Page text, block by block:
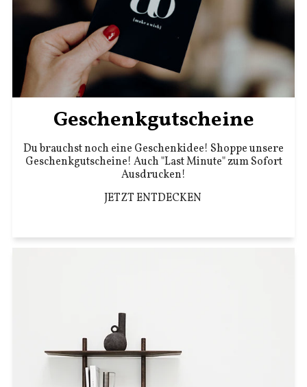
Geschenkgutscheine
Du brauchst noch eine Geschenkidee! Shoppe unsere
Geschenkgutscheine! Auch "Last Minute" zum Sofort
Ausdrucken!
JETZT ENTDECKEN